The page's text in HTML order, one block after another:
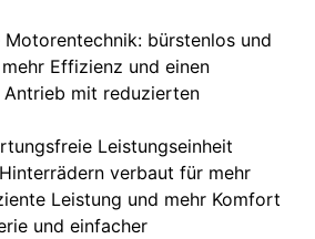
bürstenlos und
Effizienz und einen
Antrieb mit reduzierten
Leistungseinheit
verbaut für mehr
Leistung und mehr Komfort
und einfacher